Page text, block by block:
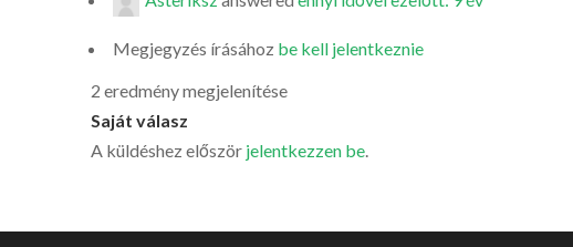
Megjegyzés írásához be kell jelentkeznie
2 eredmény megjelenítése
Saját válasz
A küldéshez először jelentkezzen be.